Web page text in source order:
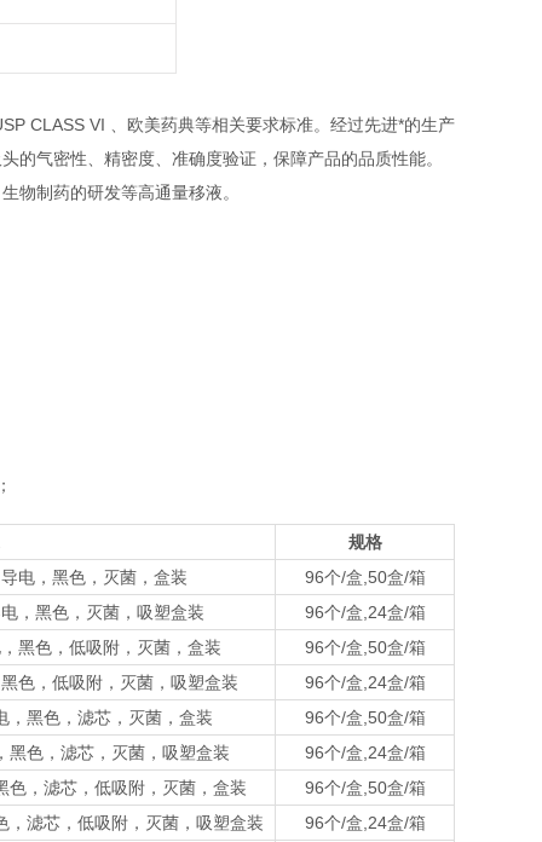
CLASS VI 、欧美药典等相关要求标准。经过先进*的生产
的气密性、精密度、准确度验证，保障产品的品质性能。
物制药的研发等高通量移液。
规格
电，黑色，灭菌，盒装
96个/盒,50盒/箱
，黑色，灭菌，吸塑盒装
96个/盒,24盒/箱
黑色，低吸附，灭菌，盒装
96个/盒,50盒/箱
色，低吸附，灭菌，吸塑盒装
96个/盒,24盒/箱
黑色，滤芯，灭菌，盒装
96个/盒,50盒/箱
色，滤芯，灭菌，吸塑盒装
96个/盒,24盒/箱
，滤芯，低吸附，灭菌，盒装
96个/盒,50盒/箱
滤芯，低吸附，灭菌，吸塑盒装
96个/盒,24盒/箱